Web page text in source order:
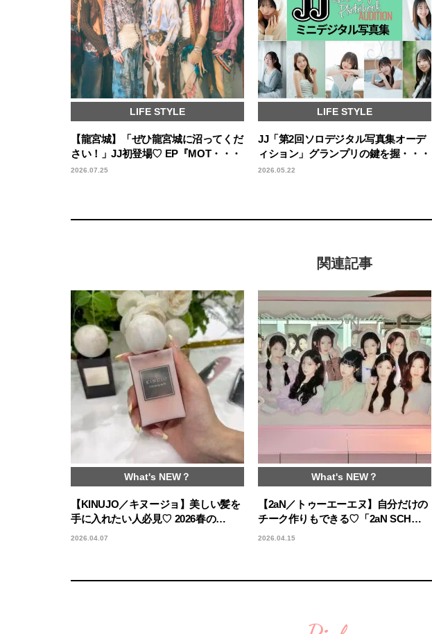
LIFE STYLE
【龍宮城】「ぜひ龍宮城に沼ってくだ
さい！」JJ初登場♡ EP『MOT・・・
2026.07.25
LIFE STYLE
JJ「第2回ソロデジタル写真集オーデ
ィション」グランプリの鍵を握・・・
2026.05.22
関連記事
What's NEW？
【KINUJO／キヌージョ】美しい髪を
手に入れたい人必見♡ 2026春の…
2026.04.07
What's NEW？
【2aN／トゥーエーエヌ】自分だけの
チーク作りもできる♡「2aN SCH…
2026.04.15